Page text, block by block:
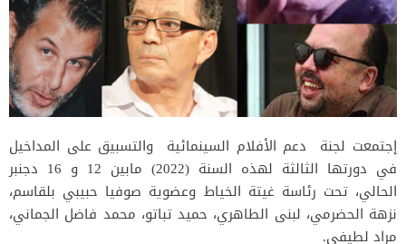
إجتمعت لجنة دعم الأفلام السينمائية والتسبيق على المداخيل
في دورتها الثالثة لهذه السنة (2022) مابين 12 و 16 دجنبر
الحالي، تحت رئاسة غيتة الخياط وعضوية صوفيا حبيبي بلقاسم،
نزهة الحضرمي، لبنى الطاهري، حميد تباتو، محمد فاضل الجماني،
مراد لطيفي.